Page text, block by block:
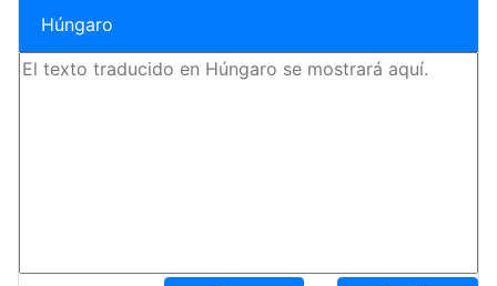
Húngaro